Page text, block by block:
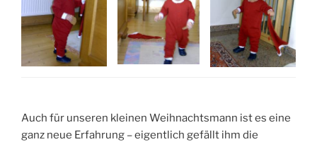
Auch für unseren kleinen Weihnachtsmann ist es eine
ganz neue Erfahrung – eigentlich gefällt ihm die